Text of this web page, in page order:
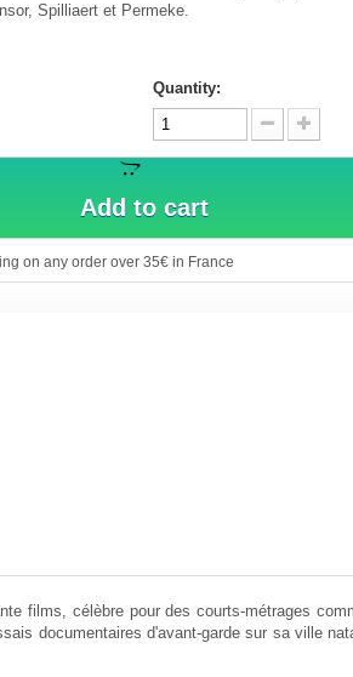
Spilliaert et Permeke.
Quantity:
Add to cart
on any order over 35€ in France
films, célèbre pour des courts-métrages
documentaires d'avant-garde sur sa ville